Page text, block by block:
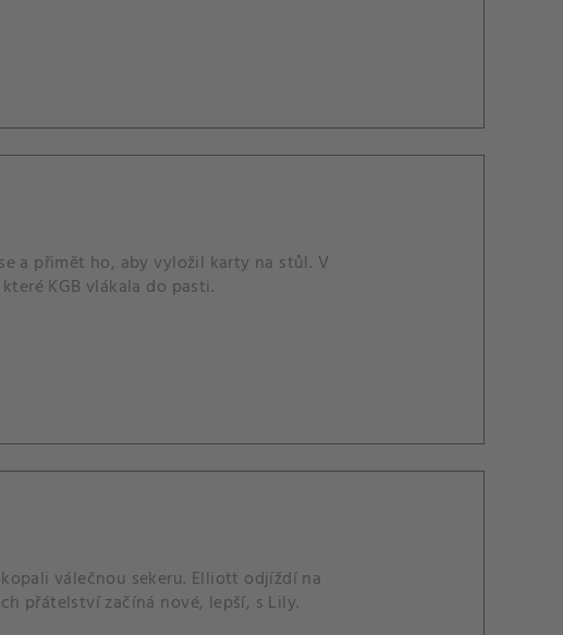
a přimět ho, aby vyložil karty na stůl. V
KGB vlákala do pasti.
válečnou sekeru. Elliott odjíždí na
přátelství začíná nové, lepší, s Lily.